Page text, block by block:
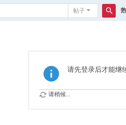
帖子
请先登录后才能继
请稍候...